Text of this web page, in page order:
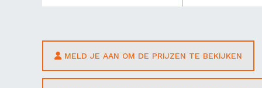
MELD JE AAN OM DE PRIJZEN TE BEKIJKEN